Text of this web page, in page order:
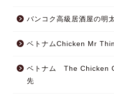
バンコク高級居酒屋の明
ベトナムChicken Mr
ベトナム The Chicken
先